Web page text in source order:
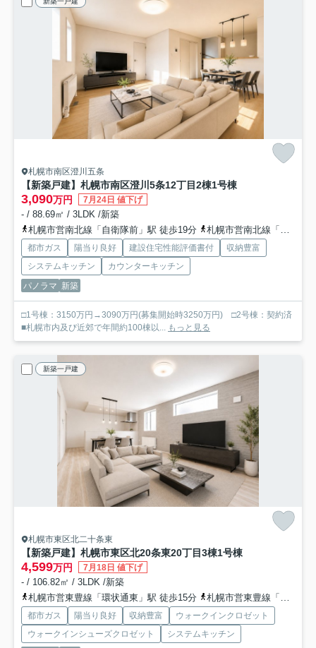
札幌市南区澄川五条
【新築戸建】札幌市南区澄川5条12丁目2棟1号棟
3,090万円 7月24日 値下げ
- / 88.69㎡ / 3LDK /新築
札幌市営南北線「自衛隊前」駅 徒歩19分
札幌市営南北線「真駒内」駅 徒歩36分
都市ガス 陽当り良好 建設住宅性能評価書付
収納豊富
システムキッチン
カウンターキッチン
パノラマ 新築
□1号棟：3150万円→3090万円(募集開始時3250万円) □2号棟：契約済
■札幌市内及び近郊で年間約100棟以... もっと見る
新築一戸建
札幌市東区北二十条東
【新築戸建】札幌市東区北20条東20丁目3棟1号棟
4,599万円 7月18日 値下げ
- / 106.82㎡ / 3LDK /新築
札幌市営東豊線「環状通東」駅 徒歩15分
札幌市営東豊線「元町」駅 徒歩19分
都市ガス 陽当り良好 収納豊富
ウォークインクロゼット
ウォークインシューズクロゼット
システムキッチン